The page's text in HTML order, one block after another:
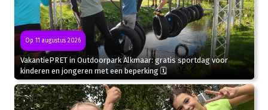
Op 11 augustus 2026
VakantiePRET in Outdoorpark Alkmaar: gratis sportdag voor
kinderen en jongeren met een beperking 🗓